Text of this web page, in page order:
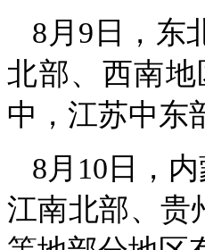
8月9日，东
北部、西南
中，江苏中东
8月10日，
江南北部、贵